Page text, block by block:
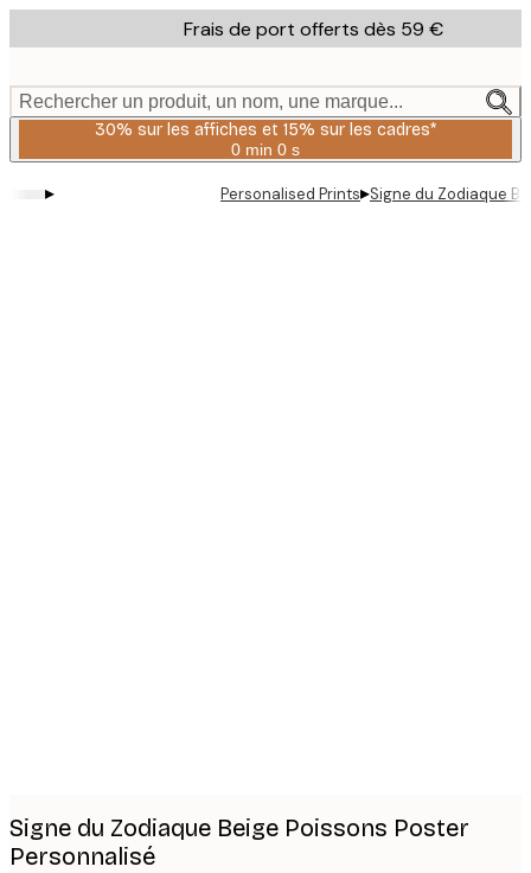
to
content.
Frais de port offerts dès 59 €
Rechercher un produit, un nom, une marque...
30% sur les affiches et 15% sur les cadres*
0 min 0 s
Valable
:
▸ Personalised Prints▸Signe du Zodiaque
Signe du Zodiaque Beige Poissons Poster
Personnalisé